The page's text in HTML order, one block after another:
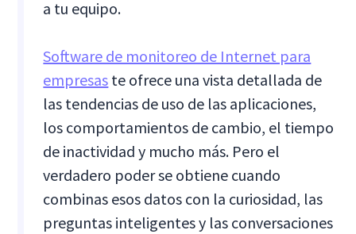
a tu equipo.
Software de monitoreo de Internet para
empresas te ofrece una vista detallada de
las tendencias de uso de las aplicaciones,
los comportamientos de cambio, el tiempo
de inactividad y mucho más. Pero el
verdadero poder se obtiene cuando
combinas esos datos con la curiosidad, las
preguntas inteligentes y las conversaciones